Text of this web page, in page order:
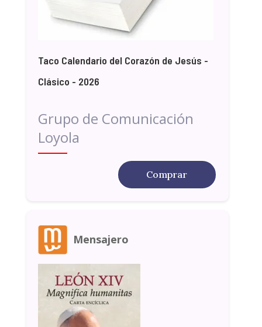
Taco Calendario del Corazón de Jesús -
Clásico - 2026
Grupo de Comunicación
Loyola
Comprar
Mensajero